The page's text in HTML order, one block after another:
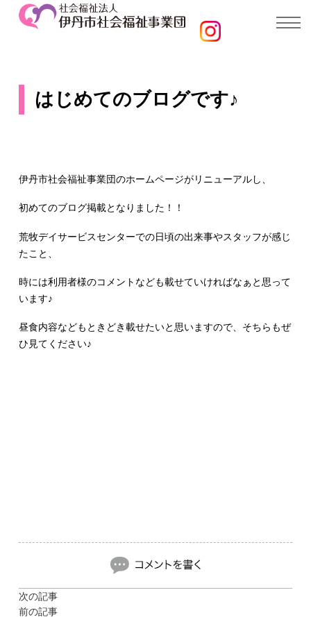
はじめてのブログです♪
伊丹市社会福祉事業団のホームページがリニューアルし、
初めてのブログ掲載となりました！！
荒牧デイサービスセンターでの日頃の出来事やスタッフが感じ
たこと、
時には利用者様のコメントなども載せていければなぁと思って
います♪
昼食内容などもときどき載せたいと思いますので、そちらもぜ
ひ見てください♪
次の記事
前の記事